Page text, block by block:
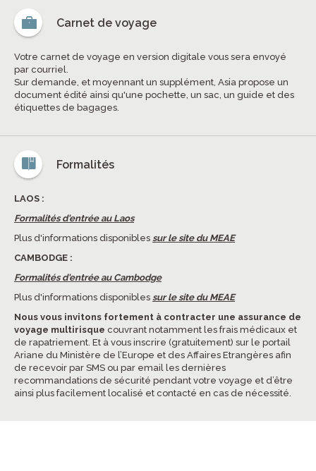
Carnet de voyage
Votre carnet de voyage en version digitale vous sera envoyé
par courriel.
Sur demande, et moyennant un supplément, Asia propose un
document édité ainsi qu'une pochette, un sac, un guide et des
étiquettes de bagages.
Formalités
LAOS :
Formalités d'entrée au Laos
Plus d'informations disponibles sur le site du MEAE
CAMBODGE :
Formalités d'entrée au Cambodge
Plus d'informations disponibles sur le site du MEAE
Nous vous invitons fortement à contracter une assurance de
voyage multirisque couvrant notamment les frais médicaux et
de rapatriement. Et à vous inscrire (gratuitement) sur le portail
Ariane du Ministère de l’Europe et des Affaires Etrangères afin
de recevoir par SMS ou par email les dernières
recommandations de sécurité pendant votre voyage et d’être
ainsi plus facilement localisé et contacté en cas de nécessité.